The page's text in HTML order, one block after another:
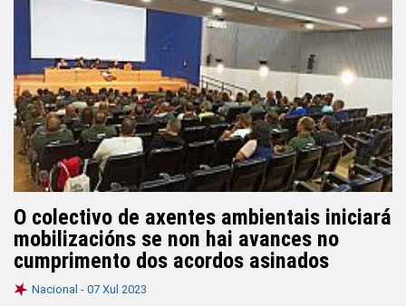
O colectivo de axentes ambientais iniciará
mobilizacións se non hai avances no
cumprimento dos acordos asinados
Nacional - 07 Xul 2023